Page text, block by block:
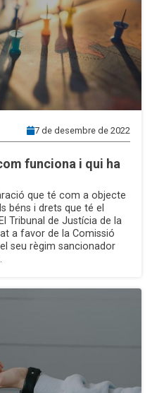
7 de desembre de 2022
funciona i qui ha
que té com a objecte
béns i drets que té el
Tribunal de Justícia de la
a favor de la Comissió
seu règim sancionador